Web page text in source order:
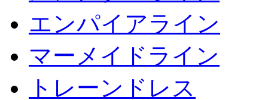
エンパイアライン
マーメイドライン
トレーンドレス